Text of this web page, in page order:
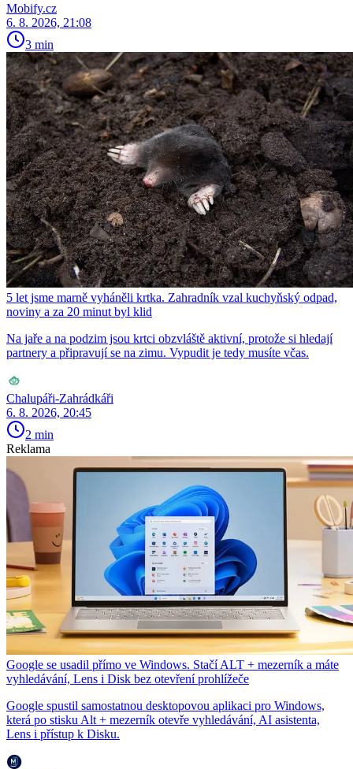
Mobify.cz
6. 8. 2026, 21:08
3 min
5 let jsme marně vyháněli krtka. Zahradník vzal kuchyňský odpad,
noviny a za 20 minut byl klid
Na jaře a na podzim jsou krtci obzvláště aktivní, protože si hledají
partnery a připravují se na zimu. Vypudit je tedy musíte včas.
Chalupáři-Zahrádkáři
6. 8. 2026, 20:45
2 min
Reklama
Google se usadil přímo ve Windows. Stačí ALT + mezerník a máte
vyhledávání, Lens i Disk bez otevření prohlížeče
Google spustil samostatnou desktopovou aplikaci pro Windows,
která po stisku Alt + mezerník otevře vyhledávání, AI asistenta,
Lens i přístup k Disku.